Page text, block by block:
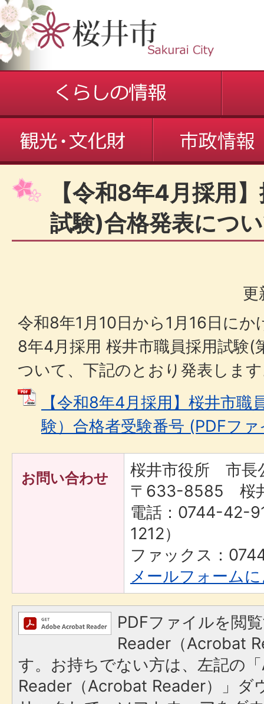
【令和8年4月採用
試験)合格発表につ
更
令和8年1月10日から1月16日に
8年4月採用 桜井市職員採用試験(
ついて、下記のとおり発表しま
【令和8年4月採用】桜井市職
験）合格者受験番号 (PDFフ
お問い合わせ
桜井市役所 市
〒633-8585 桜
電話：0744-42-
1212）
ファックス：
メールフォーム
PDFファイルを閲
Reader（Acrobat
す。お持ちでない方は、左記の
Reader（Acrobat Reader）」ダ